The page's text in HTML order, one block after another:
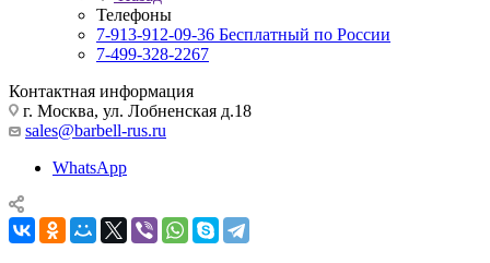
Телефоны
7-913-912-09-36 Бесплатный по России
7-499-328-2267
Контактная информация
г. Москва, ул. Лобненская д.18
sales@barbell-rus.ru
WhatsApp